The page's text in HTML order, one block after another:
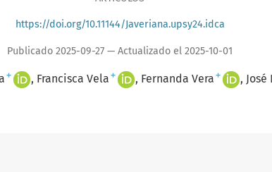
https://doi.org/10.11144/Javeriana.upsy24.idca
Publicado 2025-09-27 — Actualizado el 2025-10-01
+ Francisca Vela + Fernanda Vera +